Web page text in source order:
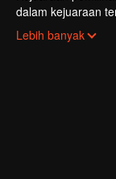
dalam kejuaraan
mengungkap fakta
di rimba persilatan.
Lebih banyak